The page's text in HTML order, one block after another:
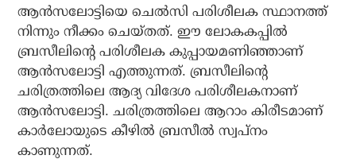
ആന്‍സലോട്ടിയെ ചെല്‍സി പരിശീലക സ്ഥാനത്ത്
നിന്നും നീക്കം ചെയ്തത്. ഈ ലോകകപ്പില്‍
ബ്രസീലിന്റെ പരിശീലക കുപ്പായമണിഞ്ഞാണ്
ആന്‍സലോട്ടി എത്തുന്നത്. ബ്രസീലിന്റെ
ചരിത്രത്തിലെ ആദ്യ വിദേശ പരിശീലകനാണ്
ആന്‍സലോട്ടി. ചരിത്രത്തിലെ ആറാം കിരീടമാണ്
കാര്‍ലോയുടെ കീഴില്‍ ബ്രസീല്‍ സ്വപ്നം
കാണുന്നത്.